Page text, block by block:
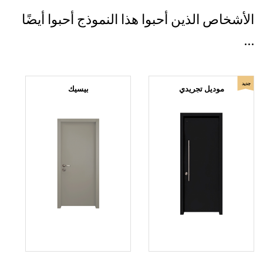
الأشخاص الذين أحبوا هذا النموذج أحبوا أيضًا
...
جديد
موديل تجريدي بيسيك